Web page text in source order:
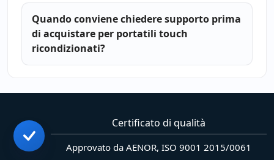
Quando conviene chiedere supporto prima
di acquistare per portatili touch
ricondizionati?
Certificato di qualità
Approvato da AENOR, ISO 9001 2015/0061